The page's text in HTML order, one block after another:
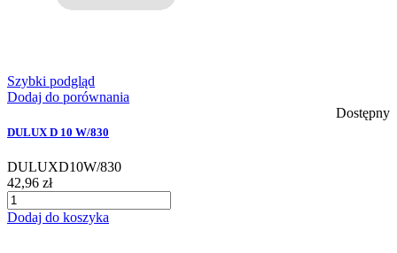
Szybki podgląd
Dodaj do porównania
Dostępny
DULUX D 10 W/830
DULUXD10W/830
42,96 zł
Dodaj do koszyka